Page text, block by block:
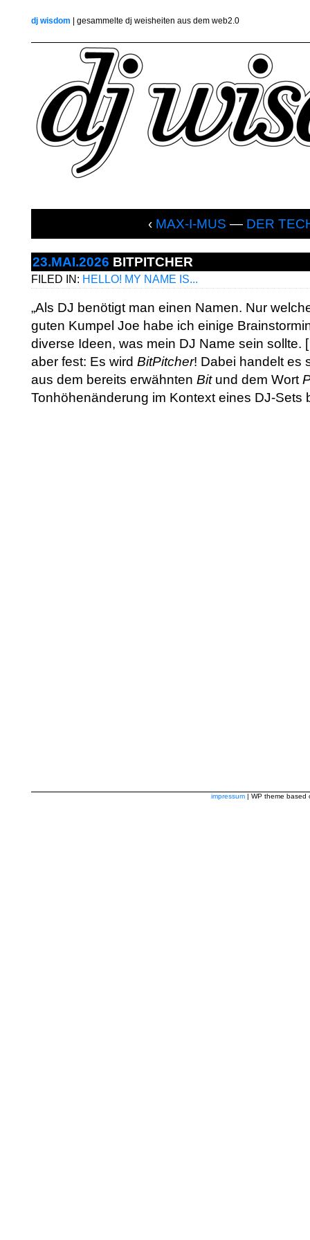
dj wisdom | gesammelte dj weisheiten aus dem web2.0
‹ MAX-I-MUS — DER
23.MAI.2026 BITPITCHER
FILED IN: HELLO! MY NAME IS...
„Als DJ benötigt man einen Namen. Nur
guten Kumpel Joe habe ich einige
diverse Ideen, was mein DJ Name sein
aber fest: Es wird BitPitcher! Dabei handelt es
aus dem bereits erwähnten Bitund dem Wort
Tonhöhenänderung im Kontext eines DJ-Sets
impressum | WP theme based